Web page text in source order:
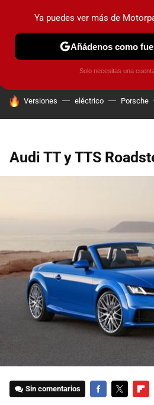
PRUEBAS INDUSTRIA HOY
HOY SE HABLA DE
Versiones eléctrico Porsche
Audi TT y TTS
Sin comentarios
Ya puedes ver más de
Añádenos como
Solo necesitas una